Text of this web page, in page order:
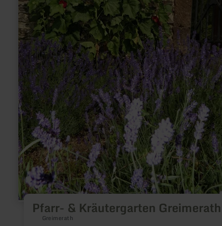
Pfarr- & Kräutergarten Greimerath
Greimerath